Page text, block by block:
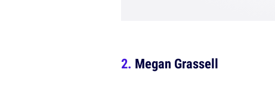
Megan Grassell